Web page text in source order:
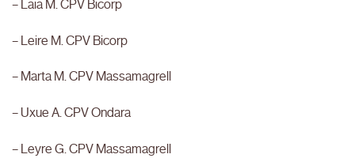
– Laia M. CPV Bicorp
– Leire M. CPV Bicorp
– Marta M. CPV Massamagrell
– Uxue A. CPV Ondara
– Leyre G. CPV Massamagrell